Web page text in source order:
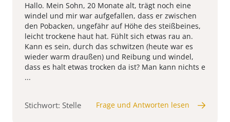
Hallo. Mein Sohn, 20 Monate alt, trägt noch eine
windel und mir war aufgefallen, dass er zwischen
den Pobacken, ungefähr auf Höhe des steißbeines,
leicht trockene haut hat. Fühlt sich etwas rau an.
Kann es sein, durch das schwitzen (heute war es
wieder warm draußen) und Reibung und windel,
dass es halt etwas trocken da ist? Man kann nichts e
...
Stichwort: Stelle Frage und Antworten lesen